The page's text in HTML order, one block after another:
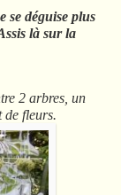
se déguise plus
là sur la
2 arbres, un
de fleurs.